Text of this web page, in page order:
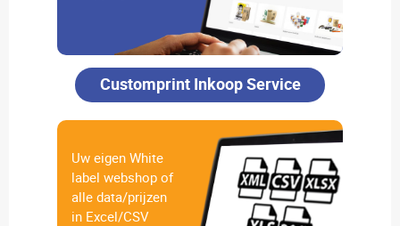
Customprint Inkoop Service
Uw eigen White
label webshop of
alle data/prijzen
in Excel/CSV